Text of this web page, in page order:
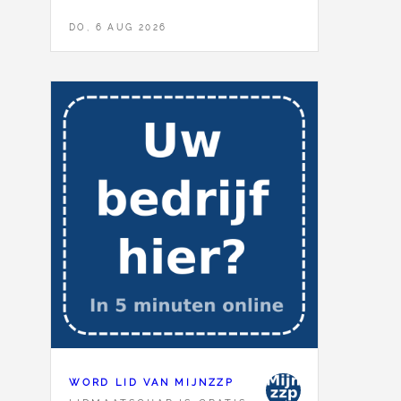
DO, 6 AUG 2026
WORD LID VAN MIJNZZP